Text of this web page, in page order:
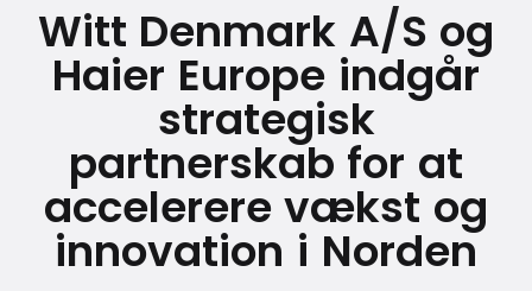
Witt Denmark A/S og
Haier Europe indgår
strategisk
partnerskab for at
accelerere vækst og
innovation i Norden